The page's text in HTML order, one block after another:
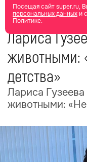
Посещая сайт super.ru,
персональных данныхи
Политике.
главная
02 июня
Лариса
животными:
детства»
Лариса
животными: